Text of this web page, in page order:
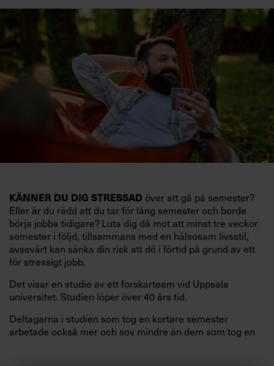
KÄNNER DU DIG STRESSAD över att gå på semester?
Eller är du rädd att du tar för lång semester och borde
börja jobba tidigare? Luta dig då mot att minst tre veckor
semester i följd, tillsammans med en hälsosam livsstil,
avsevärt kan sänka din risk att dö i förtid på grund av ett
för stressigt jobb.
Det visar en studie av ett forskarteam vid Uppsala
universitet. Studien löper över 40 års tid.
Deltagarna i studien som tog en kortare semester
arbetade också mer och sov mindre än dem som tog en